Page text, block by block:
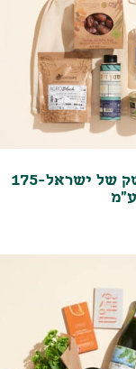
מארז השק של ישראל-175